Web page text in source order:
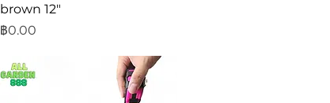
brown 12"
ราคา
฿0.00